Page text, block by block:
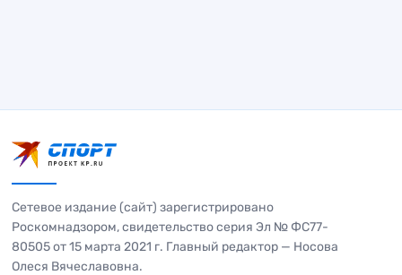
Сетевое издание (сайт) зарегистрировано
Роскомнадзором, свидетельство серия Эл № ФС77-
80505 от 15 марта 2021 г. Главный редактор — Носова
Олеся Вячеславовна.